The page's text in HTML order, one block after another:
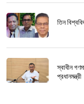
তিন
স্বাধীন
প্রধানমন্ত্রী